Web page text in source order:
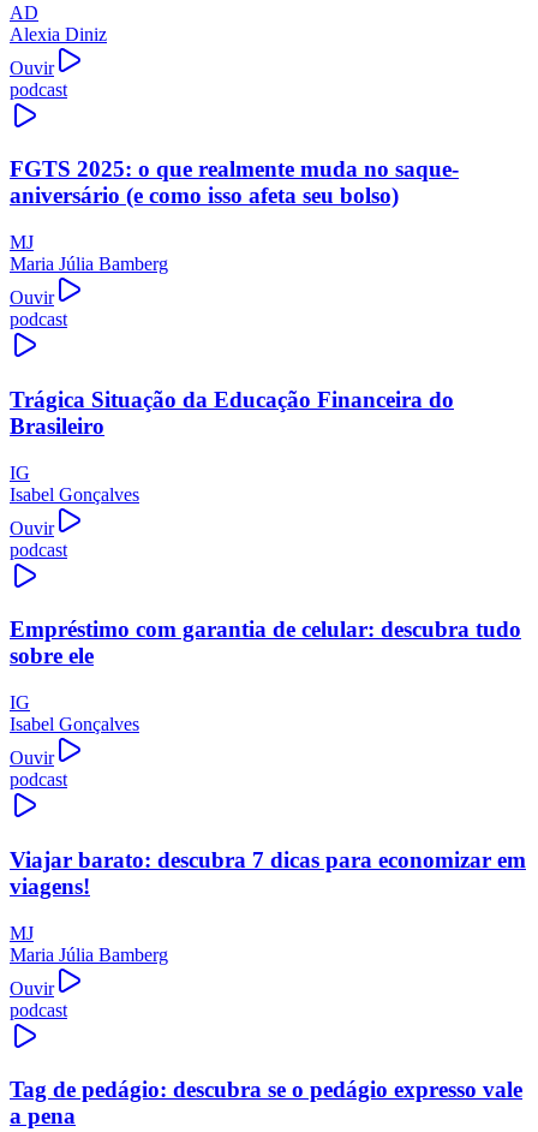
AD
Alexia Diniz
Ouvir
podcast
FGTS 2025: o que realmente muda no saque-
aniversário (e como isso afeta seu bolso)
MJ
Maria Júlia Bamberg
Ouvir
podcast
Trágica Situação da Educação Financeira do
Brasileiro
IG
Isabel Gonçalves
Ouvir
podcast
Empréstimo com garantia de celular: descubra tudo
sobre ele
IG
Isabel Gonçalves
Ouvir
podcast
Viajar barato: descubra 7 dicas para economizar em
viagens!
MJ
Maria Júlia Bamberg
Ouvir
podcast
Tag de pedágio: descubra se o pedágio expresso vale
a pena